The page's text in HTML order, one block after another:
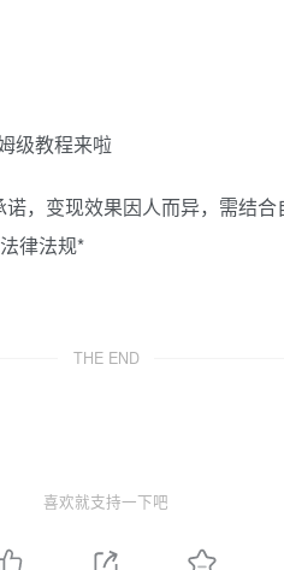
级教程来啦
，变现效果因人而异，需结
律法规*
THE END
喜欢就支持一下吧